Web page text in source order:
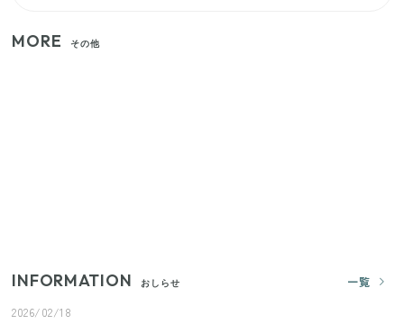
MORE その他
INFORMATION おしらせ
一覧
2026/02/18